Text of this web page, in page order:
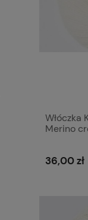
Włóczka
Merino
36,00 zł